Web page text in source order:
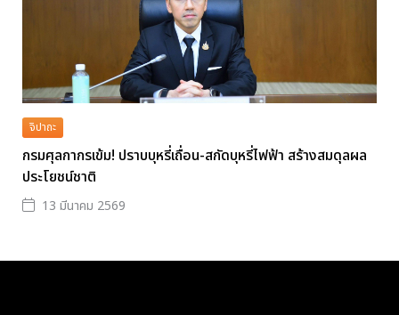
จิปาถะ
กรมศุลกากรเข้ม! ปราบบุหรี่เถื่อน-สกัดบุหรี่ไฟฟ้า สร้างสมดุลผล
ประโยชน์ชาติ
13 มีนาคม 2569